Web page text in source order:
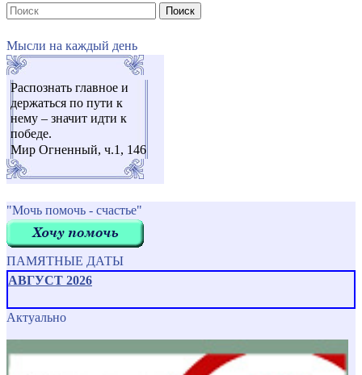
Поиск
Мысли на каждый день
Распознать главное и
держаться по пути к
нему – значит идти к
победе.
Мир Огненный, ч.1, 146
"Мочь помочь - счастье"
ПАМЯТНЫЕ ДАТЫ
АВГУСТ 2026
Актуально